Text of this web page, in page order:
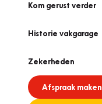
Kom gerust verder
Historie vakgarage
Zekerheden
Afspraak maken